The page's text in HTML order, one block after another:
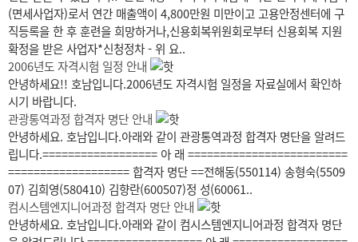
(면세사업자)로서 연간 매출액이 4,800만원 미만이고 고용안정센터에 구
직등록을 한 후 훈련을 희망하거나,신용회복위원회로부터 신용회복 지원
확정을 받은 사업자*신청정차 - 위 요..
2006년도 자격시험 일정 안내
안녕하세요!! 호남입니다.2006년도 자격시험 일정을 자료실에서 확인하
시기 바랍니다.
관광통역과정 합격자 명단 안내
안녕하세요. 호남입니다.아래와 같이 관광통역과정 합격자 명단을 알려드
립니다.================== 아 래 =========================
=================== 합격자 명단 ==전해동(550114) 송형숙(5509
07) 김희영(580410) 김향란(600507)정 성(60061..
컴시스템엔지니어과정 합격자 명단 안내
안녕하세요. 호남입니다.아래와 같이 컴시스템엔지니어과정 합격자 명단